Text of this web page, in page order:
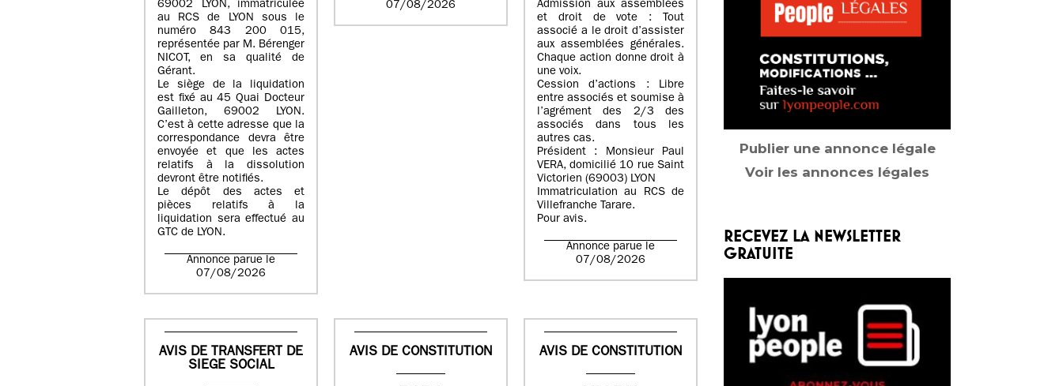
69002 LYON, immatriculée
au RCS de LYON sous le
numéro 843 200 015,
représentée par M. Bérenger
NICOT, en sa qualité de
Gérant.
Le siège de la liquidation
est fixé au45 Quai Docteur
Gailleton, 69002 LYON.
C’est à cette adresse que la
correspondance devra être
envoyée et que les actes
relatifs à la dissolution
devront être notifiés.
Le dépôt des actes et
pièces relatifs à la
liquidation sera effectué au
GTC de LYON.
Annonce parue le
07/08/2026
07/08/2026
Admission aux assemblées
et droit de vote : Tout
associé a le droit d’assister
aux assemblées générales.
Chaque action donne droit à
une voix.
Cession d’actions : Libre
entre associés et soumise à
l’agrément des 2/3 des
associés dans tous les
autres cas.
Président : Monsieur Paul
VERA, domicilié 10 rue Saint
Victorien (69003) LYON
Immatriculation au RCS de
Villefranche Tarare.
Pour avis.
Annonce parue le
07/08/2026
AVIS DE TRANSFERT DE
SIEGE SOCIAL
AVIS DE CONSTITUTION AVIS DE CONSTITUTION
Publier une annonce légale
Voir les annonces légales
RECEVEZ LA NEWSLETTER
GRATUITE